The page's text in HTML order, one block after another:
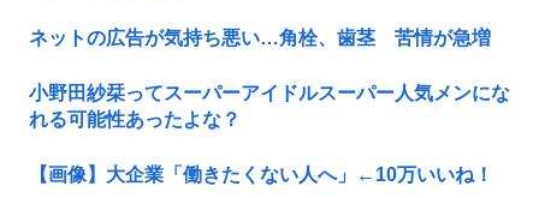
ネットの広告が気持ち悪い…角栓、歯茎 苦情が急増
小野田紗栞ってスーパーアイドルスーパー人気メンにな
れる可能性あったよな？
【画像】大企業「働きたくない人へ」←10万いいね！